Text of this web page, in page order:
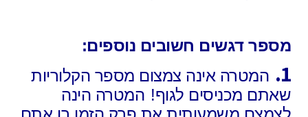
מספר דגשים חשובים נוספים:
1.
המטרה אינה צמצום מספר הקלוריות
שאתם מכניסים לגוף! המטרה הינה